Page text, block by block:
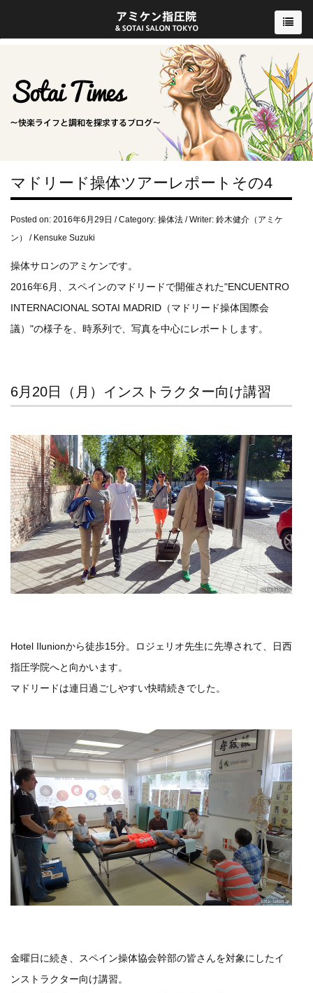
マドリード操体ツアーレポートその4
Posted on: 2016年6月29日 / Category: 操体法 / Writer: 鈴木健介（アミケ
ン） / Kensuke Suzuki
操体サロンのアミケンです。
2016年6月、スペインのマドリードで開催された"ENCUENTRO
INTERNACIONAL SOTAI MADRID（マドリード操体国際会
議）"の様子を、時系列で、写真を中心にレポートします。
6月20日（月）インストラクター向け講習
Hotel Ilunionから徒歩15分。ロジェリオ先生に先導されて、日西
指圧学院へと向かいます。
マドリードは連日過ごしやすい快晴続きでした。
金曜日に続き、スペイン操体協会幹部の皆さんを対象にしたイ
ンストラクター向け講習。